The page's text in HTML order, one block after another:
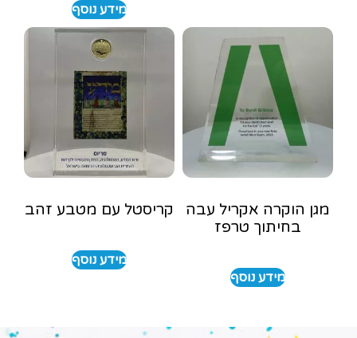
מידע נוסף
מגן הוקרה אקריל עבה
בחיתוך טרפז
מידע נוסף
קריסטל עם מטבע זהב
מידע נוסף